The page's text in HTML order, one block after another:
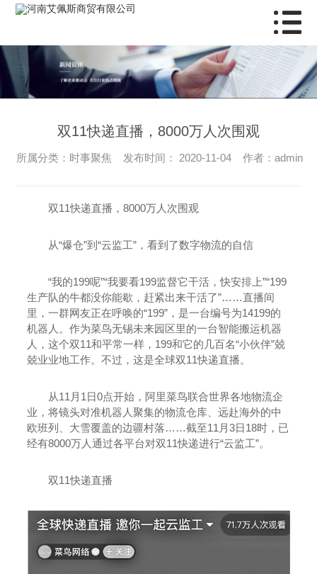
双11快递直播，8000万人次围观
所属分类：时事聚焦 发布时间： 2020-11-04 作者：admin
双11快递直播，8000万人次围观
从“爆仓”到“云监工”，看到了数字物流的自信
“我的199呢”“我要看199监督它干活，快安排上”“199
生产队的牛都没你能歇，赶紧出来干活了”……直播间
里，一群网友正在呼唤的“199”，是一台编号为14199的
机器人。作为菜鸟无锡未来园区里的一台智能搬运机器
人，这个双11和平常一样，199和它的几百名“小伙伴”兢
兢业业地工作。不过，这是全球双11快递直播。
从11月1日0点开始，阿里菜鸟联合世界各地物流企
业，将镜头对准机器人聚集的物流仓库、远赴海外的中
欧班列、大雪覆盖的边疆村落……截至11月3日18时，已
经有8000万人通过各平台对双11快递进行“云监工”。
双11快递直播